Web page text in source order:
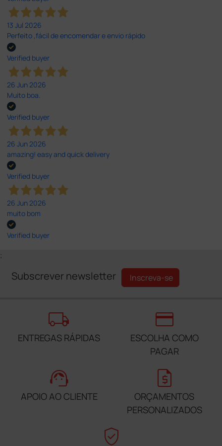
13 Jul 2026
Perfeito ,fácil de encomendar e envio rápido
Verified buyer
26 Jun 2026
Muito boa.
Verified buyer
26 Jun 2026
amazing! easy and quick delivery
Verified buyer
26 Jun 2026
muito bom
Verified buyer
;
Subscrever newsletter Inscreva-se
local_shipping
ENTREGAS RÁPIDAS
credit_card
ESCOLHA COMO
PAGAR
support_agent
APOIO AO CLIENTE
request_quote
ORÇAMENTOS
PERSONALIZADOS
verified_user